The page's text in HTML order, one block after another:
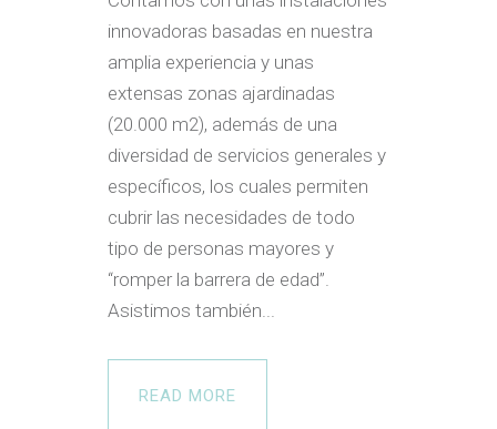
innovadoras basadas en nuestra
amplia experiencia y unas
extensas zonas ajardinadas
(20.000 m2), además de una
diversidad de servicios generales y
específicos, los cuales permiten
cubrir las necesidades de todo
tipo de personas mayores y
“romper la barrera de edad”.
Asistimos también...
READ MORE